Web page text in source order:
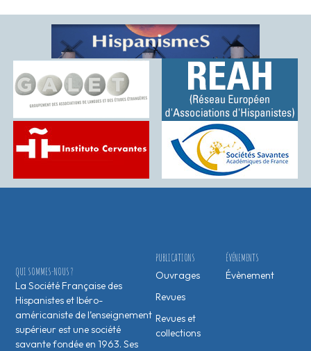
ÉVÉNEMENTS
Évènement
PUBLICATIONS
Ouvrages
Revues
Revues et
collections
QUI SOMMES-NOUS ?
La Société Française des
Hispanistes et Ibéro-
américaniste de l’enseignement
supérieur est une société
savante fondée en 1963. Ses